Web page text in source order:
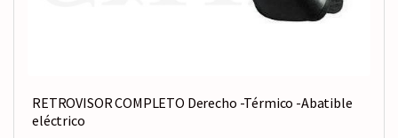
RETROVISOR COMPLETO Derecho -Térmico -Abatible
eléctrico